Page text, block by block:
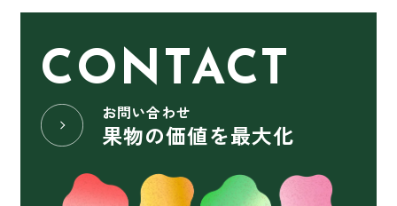
CONTACT
お問い合わせ
果物の価値を最大化